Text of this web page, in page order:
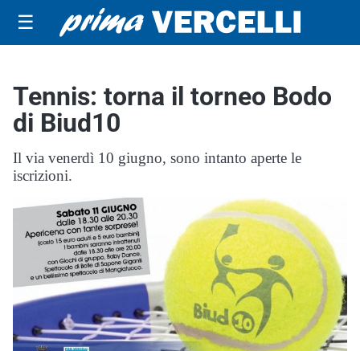
☰
Tennis: torna il torneo Bodo
di Biud10
Il via venerdì 10 giugno, sono intanto aperte le
iscrizioni.